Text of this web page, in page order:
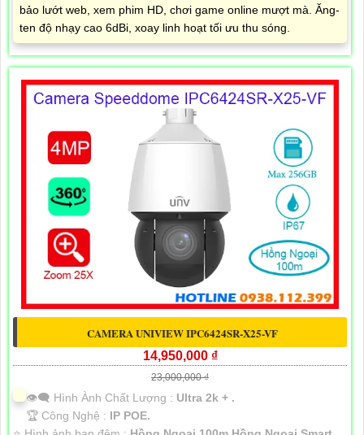
bảo lướt web, xem phim HD, chơi game online mượt mà. Ăng-
ten độ nhạy cao 6dBi, xoay linh hoạt tối ưu thu sóng.
CAMERA UNIVIEW IPC6424SR-X25-VF
14,950,000 ₫
23,000,000 ₫
👁️‍🗨 Hình Ành Chất Lượng : Ultra 2k + .
🏆 Công Nghệ : IP POE.